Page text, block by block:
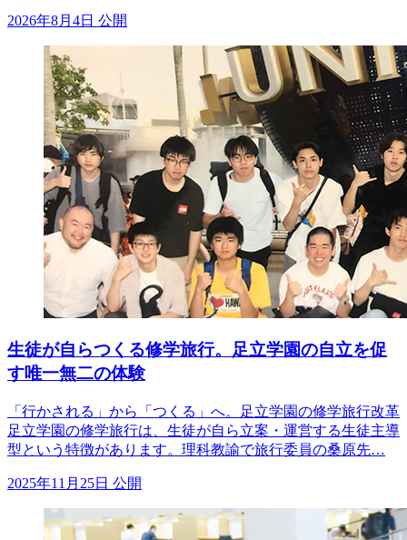
2026年8月4日 公開
生徒が自らつくる修学旅行。足立学園の自立を促
す唯一無二の体験
「行かされる」から「つくる」へ。足立学園の修学旅行改革
足立学園の修学旅行は、生徒が自ら立案・運営する生徒主導
型という特徴があります。理科教諭で旅行委員の桑原先…
2025年11月25日 公開